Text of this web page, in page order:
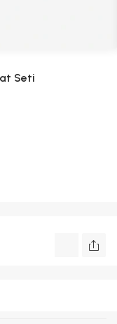
Seti